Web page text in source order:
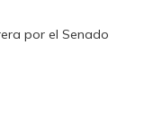
por el Senado